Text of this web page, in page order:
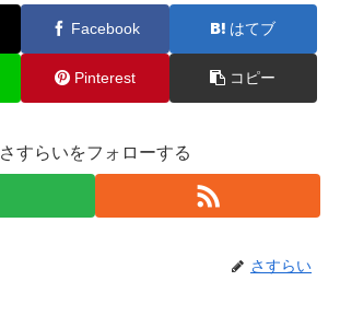
Facebook はてブ
Pinterest コピー
さすらいをフォローする
さすらい